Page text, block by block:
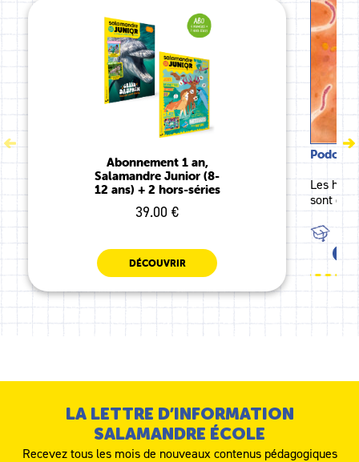
Abonnement 1 an,
Salamandre Junior (8-
12 ans) + 2 hors-séries
39.00 €
DÉCOUVRIR
Les
sont
LA LETTRE D’INFORMATION
SALAMANDRE ÉCOLE
Recevez tous les mois de nouveaux contenus pédagogiques